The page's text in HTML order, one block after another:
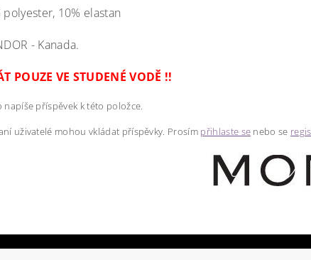
polyester, 10% elastan
- Kanada.
POUZE VE STUDENÉ VODĚ !!
napíše příspěvek k této položce.
uživatelé mohou vkládat příspěvky. Prosím přihlaste se nebo se